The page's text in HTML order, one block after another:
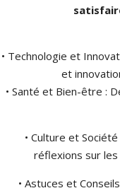
• Technologie et
et
• Santé et Bien-être :
• Culture et
réflexions sur
• Astuces et